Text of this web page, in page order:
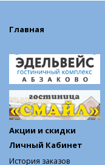
Главная
Акции и скидки
Личный Кабинет
История заказов